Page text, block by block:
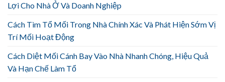
Lợi Cho Nhà Ở Và Doanh Nghiệp
Cách Tìm Tổ Mối Trong Nhà Chính Xác Và Phát Hiện Sớm Vị
Trí Mối Hoạt Động
Cách Diệt Mối Cánh Bay Vào Nhà Nhanh Chóng, Hiệu Quả
Và Hạn Chế Làm Tổ